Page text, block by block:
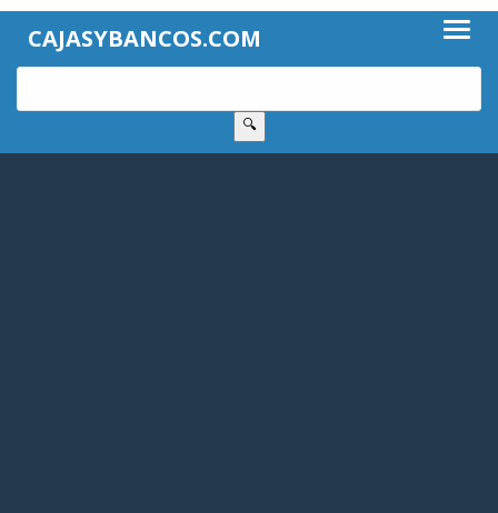
CAJASYBANCOS.COM
🔍